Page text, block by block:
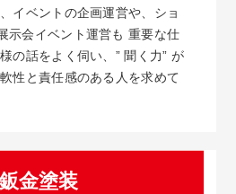
イベントの企画運営や、ショ
示会イベント運営も 重要な仕
の話をよく伺い、” 聞く力” が
性と責任感のある人を求めて
金塗装